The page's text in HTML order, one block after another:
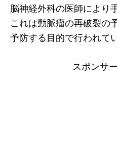
脳神経外科の医師により
これは動脈瘤の再破裂の
予防する目的で行われて
スポンサ